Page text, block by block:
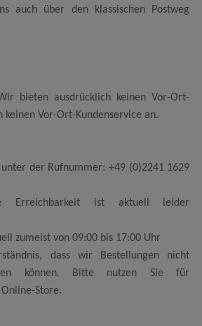
auch über den klassischen Postweg
bieten ausdrücklich keinen Vor-Ort-
keinen Vor-Ort-Kundenservice an.
der Rufnummer: +49 (0)2241 1629
Erreichbarkeit ist aktuell leider
zumeist von 09:00 bis 17:00 Uhr
dass wir Bestellungen nicht
können. Bitte nutzen Sie für
Store.